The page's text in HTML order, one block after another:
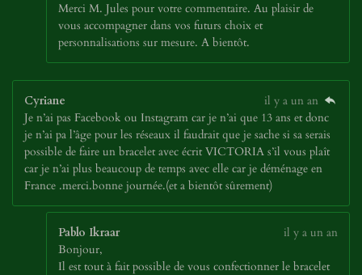
Merci M. Jules pour votre commentaire. Au plaisir de
vous accompagner dans vos futurs choix et
personnalisations sur mesure. A bientôt.
Cyriane
il y a un an
Je n’ai pas Facebook ou Instagram car je n’ai que 13 ans et donc
je n’ai pa l’âge pour les réseaux il faudrait que je sache si sa serais
possible de faire un bracelet avec écrit VICTORIA s’il vous plaît
car je n’ai plus beaucoup de temps avec elle car je déménage en
France .merci.bonne journée.(et a bientôt sûrement)
Pablo Ikraar
il y a un an
Bonjour,
Il est tout à fait possible de vous confectionner le bracelet